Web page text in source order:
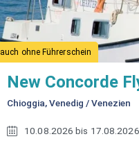
auch ohne Führerschein
New Concorde
Chioggia, Venedig / Venezien
10.08.2026 bis 17.08.2026